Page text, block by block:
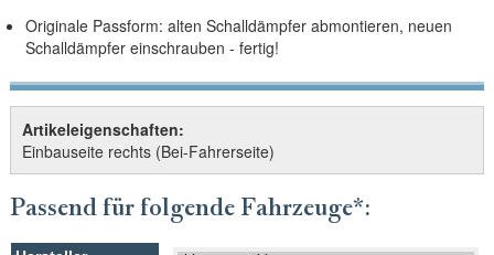
Originale Passform: alten Schalldämpfer abmontieren, neuen
Schalldämpfer einschrauben - fertig!
Artikeleigenschaften:
Einbauseite rechts (Bei-Fahrerseite)
Passend für folgende Fahrzeuge*: